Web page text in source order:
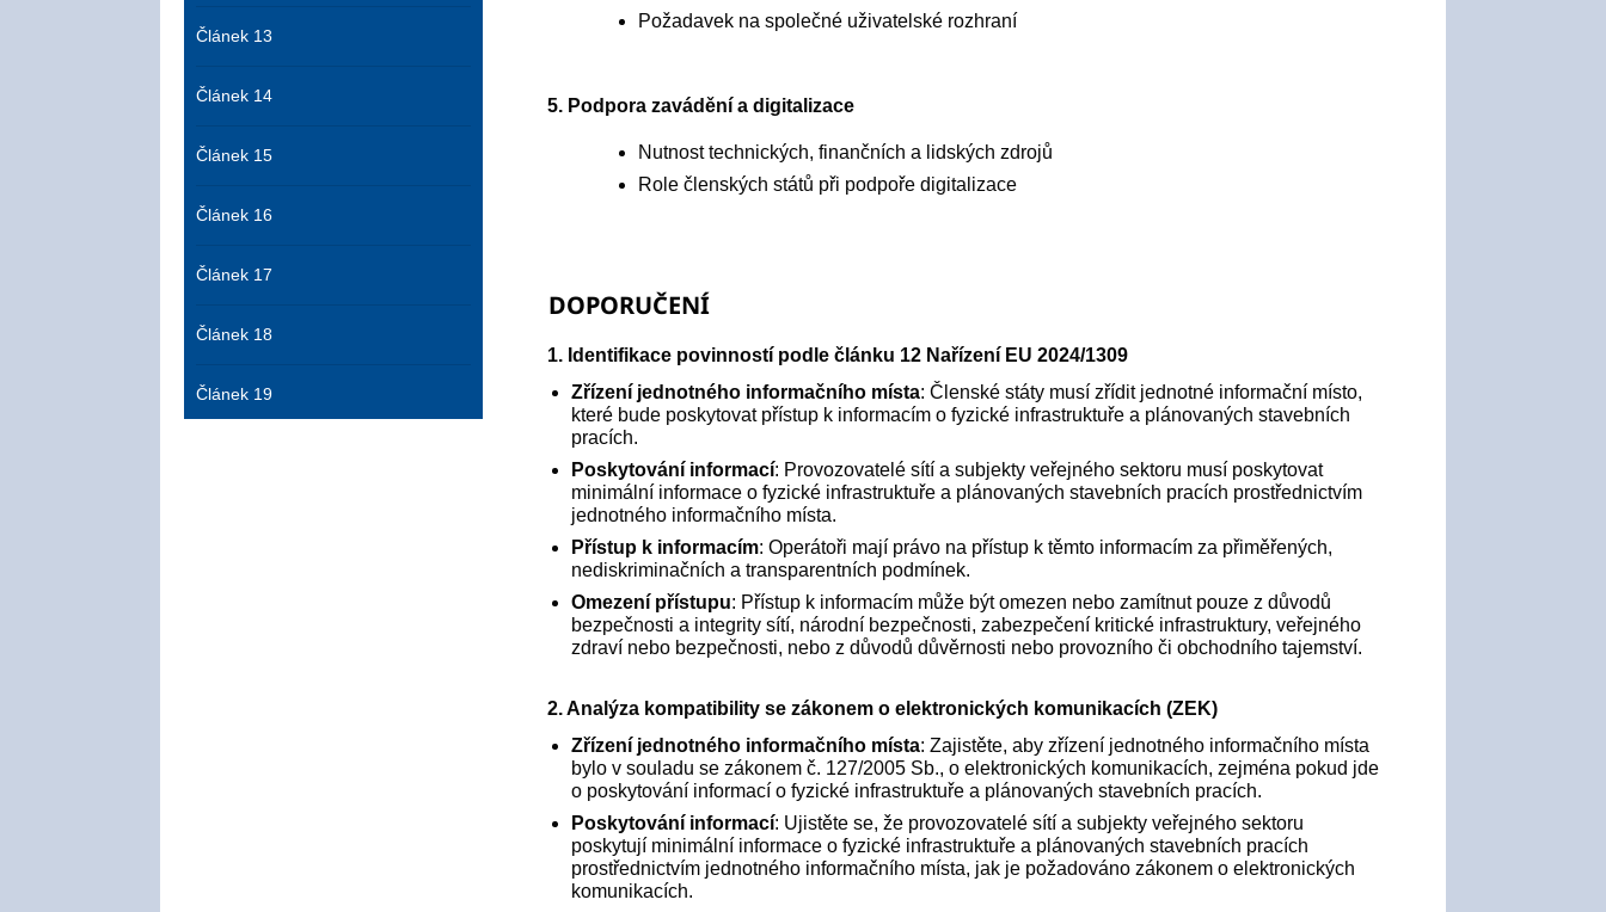
Článek 13
Článek 14
Článek 15
Článek 16
Článek 17
Článek 18
Článek 19
Požadavek na společné uživatelské rozhraní
5. Podpora zavádění a digitalizace
Nutnost technických, finančních a lidských zdrojů
Role členských států při podpoře digitalizace
DOPORUČENÍ
1. Identifikace povinností podle článku 12 Nařízení EU 2024/1309
Zřízení jednotného informačního místa: Členské státy musí zřídit jednotné informační místo,
které bude poskytovat přístup k informacím o fyzické infrastruktuře a plánovaných stavebních
pracích.
Poskytování informací: Provozovatelé sítí a subjekty veřejného sektoru musí poskytovat
minimální informace o fyzické infrastruktuře a plánovaných stavebních pracích prostřednictvím
jednotného informačního místa.
Přístup k informacím: Operátoři mají právo na přístup k těmto informacím za přiměřených,
nediskriminačních a transparentních podmínek.
Omezení přístupu: Přístup k informacím může být omezen nebo zamítnut pouze z důvodů
bezpečnosti a integrity sítí, národní bezpečnosti, zabezpečení kritické infrastruktury, veřejného
zdraví nebo bezpečnosti, nebo z důvodů důvěrnosti nebo provozního či obchodního tajemství.
2.Analýza kompatibility se zákonem o elektronických komunikacích (ZEK)
Zřízení jednotného informačního místa: Zajistěte, aby zřízení jednotného informačního místa
bylo v souladu se zákonem č. 127/2005 Sb., o elektronických komunikacích, zejména pokud jde
o poskytování informací o fyzické infrastruktuře a plánovaných stavebních pracích.
Poskytování informací: Ujistěte se, že provozovatelé sítí a subjekty veřejného sektoru
poskytují minimální informace o fyzické infrastruktuře a plánovaných stavebních pracích
prostřednictvím jednotného informačního místa, jak je požadováno zákonem o elektronických
komunikacích.